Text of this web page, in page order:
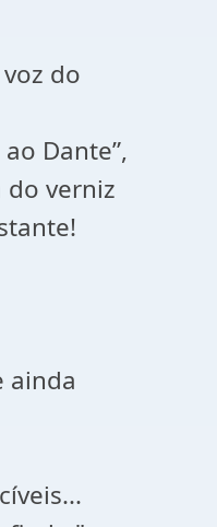
do
Dante”,
do verniz
ainda